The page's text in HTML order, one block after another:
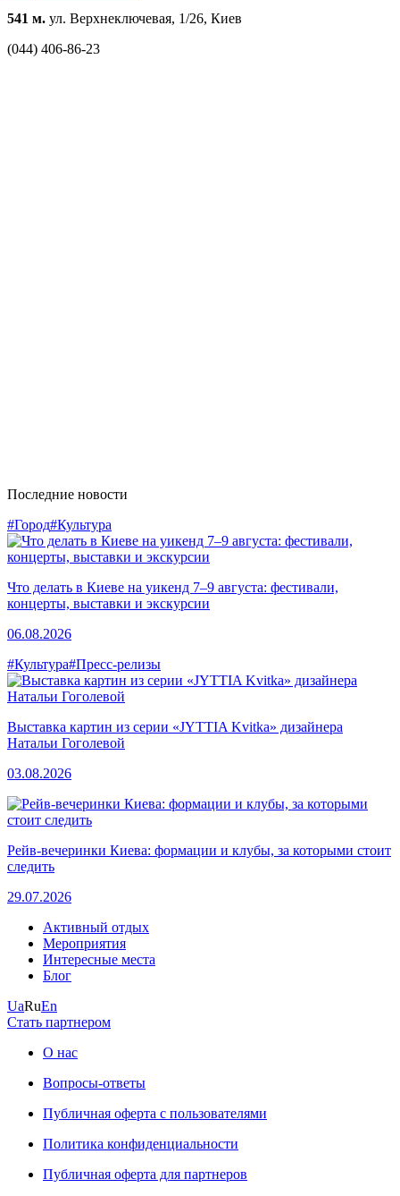
541 м. ул. Верхнеключевая, 1/26, Киев
(044) 406-86-23
Последние новости
#Город#Культура
Что делать в Киеве на уикенд 7–9 августа: фестивали,
концерты, выставки и экскурсии
06.08.2026
#Культура#Пресс-релизы
Выставка картин из серии «JYTTIA Kvitka» дизайнера
Натальи Гоголевой
03.08.2026
Рейв-вечеринки Киева: формации и клубы, за которыми стоит
следить
29.07.2026
Активный отдых
Мероприятия
Интересные места
Блог
UaRuEn
Стать партнером
О нас
Вопросы-ответы
Публичная оферта с пользователями
Политика конфиденциальности
Публичная оферта для партнеров